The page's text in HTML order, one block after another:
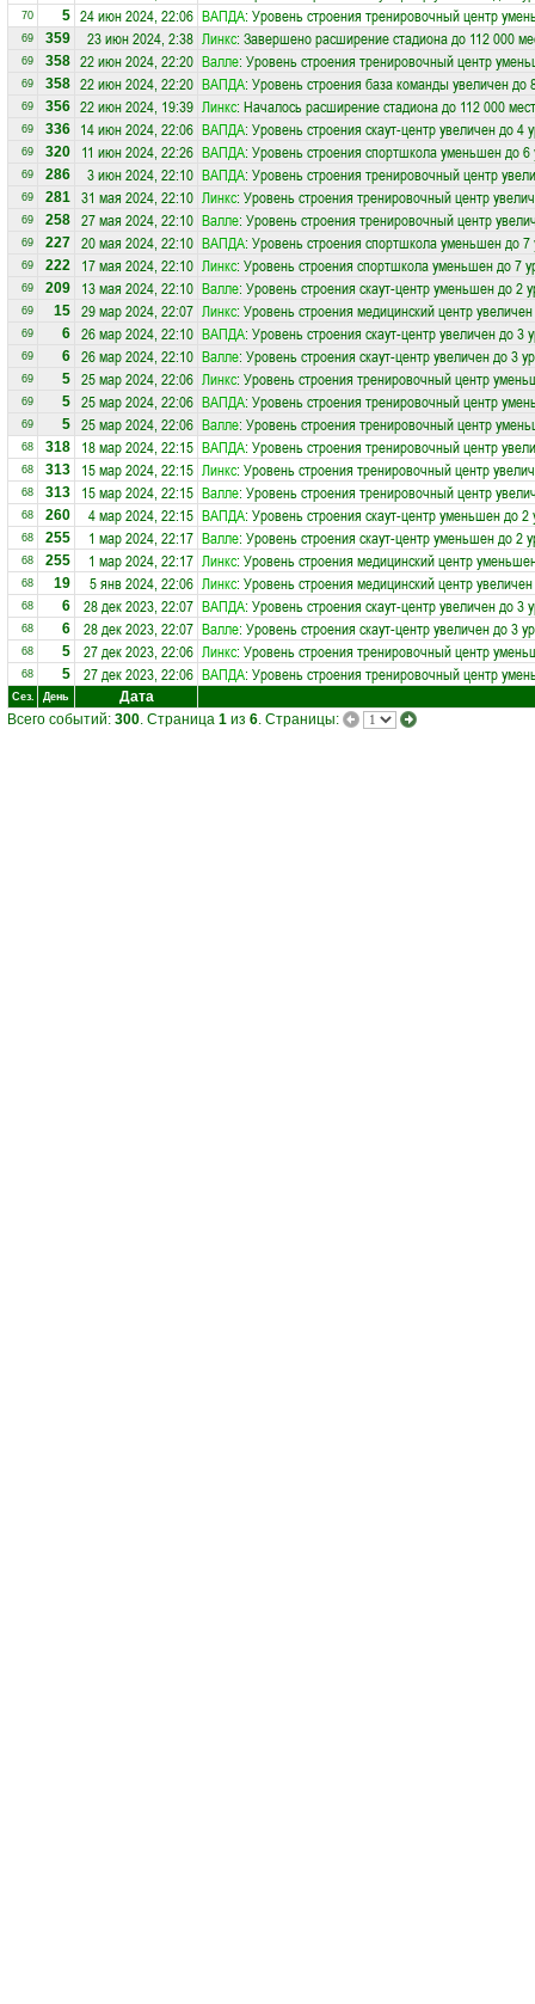
70 5 24 июн 2024, 22:06 ВАПДА: Уровень строения тренировочный центр
69 359 23 июн 2024, 2:38 Линкс: Завершено расширение стадиона до 112 000
69 358 22 июн 2024, 22:20 Валле: Уровень строения тренировочный центр
69 358 22 июн 2024, 22:20 ВАПДА: Уровень строения база команды увеличен до
69 356 22 июн 2024, 19:39 Линкс: Началось расширение стадиона до 112 000 мест
69 336 14 июн 2024, 22:06 ВАПДА: Уровень строения скаут-центр увеличен до 4
69 320 11 июн 2024, 22:26 ВАПДА: Уровень строения спортшкола уменьшен до 6
69 286 3 июн 2024, 22:10 ВАПДА: Уровень строения тренировочный центр
69 281 31 мая 2024, 22:10 Линкс: Уровень строения тренировочный центр
69 258 27 мая 2024, 22:10 Валле: Уровень строения тренировочный центр
69 227 20 мая 2024, 22:10 ВАПДА: Уровень строения спортшкола уменьшен до 7
69 222 17 мая 2024, 22:10 Линкс: Уровень строения спортшкола уменьшен до 7
69 209 13 мая 2024, 22:10 Валле: Уровень строения скаут-центр уменьшен до 2
69 15 29 мар 2024, 22:07 Линкс: Уровень строения медицинский центр
69 6 26 мар 2024, 22:10 ВАПДА: Уровень строения скаут-центр увеличен до 3
69 6 26 мар 2024, 22:10 Валле: Уровень строения скаут-центр увеличен до 3
69 5 25 мар 2024, 22:06 Линкс: Уровень строения тренировочный центр
69 5 25 мар 2024, 22:06 ВАПДА: Уровень строения тренировочный центр
69 5 25 мар 2024, 22:06 Валле: Уровень строения тренировочный центр
68 318 18 мар 2024, 22:15 ВАПДА: Уровень строения тренировочный центр
68 313 15 мар 2024, 22:15 Линкс: Уровень строения тренировочный центр
68 313 15 мар 2024, 22:15 Валле: Уровень строения тренировочный центр
68 260 4 мар 2024, 22:15 ВАПДА: Уровень строения скаут-центр уменьшен до 2
68 255 1 мар 2024, 22:17 Валле: Уровень строения скаут-центр уменьшен до 2
68 255 1 мар 2024, 22:17 Линкс: Уровень строения медицинский центр
68 19 5 янв 2024, 22:06 Линкс: Уровень строения медицинский центр
68 6 28 дек 2023, 22:07 ВАПДА: Уровень строения скаут-центр увеличен до 3
68 6 28 дек 2023, 22:07 Валле: Уровень строения скаут-центр увеличен до 3
68 5 27 дек 2023, 22:06 Линкс: Уровень строения тренировочный центр
68 5 27 дек 2023, 22:06 ВАПДА: Уровень строения тренировочный центр
Сез. День
Дата
Всего событий: 300. Страница 1 из 6. Страницы: